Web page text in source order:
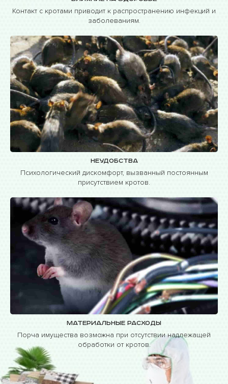
Контакт с кротами приводит к распространению инфекций и
заболеваниям.
Неудобства
Психологический дискомфорт, вызванный постоянным
присутствием кротов.
Материальные расходы
Порча имущества возможна при отсутствии надлежащей
обработки от кротов.